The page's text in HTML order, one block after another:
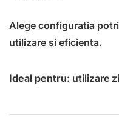
Alege configuratia
utilizare si eficienta.
Ideal pentru: utilizare